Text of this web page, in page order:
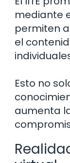
mediante
permiten
el
Esto no
aumenta